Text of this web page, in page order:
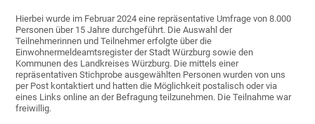
Hierbei wurde im Februar 2024 eine repräsentative Umfrage von 8.000
Personen über 15 Jahre durchgeführt. Die Auswahl der
Teilnehmerinnen und Teilnehmer erfolgte über die
Einwohnermeldeamtsregister der Stadt Würzburg sowie den
Kommunen des Landkreises Würzburg. Die mittels einer
repräsentativen Stichprobe ausgewählten Personen wurden von uns
per Post kontaktiert und hatten die Möglichkeit postalisch oder via
eines Links online an der Befragung teilzunehmen. Die Teilnahme war
freiwillig.